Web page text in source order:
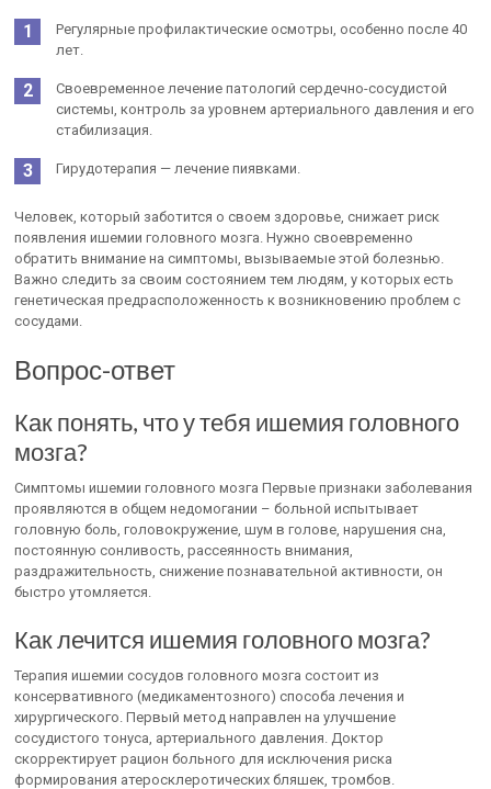
Регулярные профилактические осмотры, особенно после 40
лет.
Своевременное лечение патологий сердечно-сосудистой
системы, контроль за уровнем артериального давления и его
стабилизация.
Гирудотерапия — лечение пиявками.
Человек, который заботится о своем здоровье, снижает риск
появления ишемии головного мозга. Нужно своевременно
обратить внимание на симптомы, вызываемые этой болезнью.
Важно следить за своим состоянием тем людям, у которых есть
генетическая предрасположенность к возникновению проблем с
сосудами.
Вопрос-ответ
Как понять, что у тебя ишемия головного
мозга?
Симптомы ишемии головного мозга Первые признаки заболевания
проявляются в общем недомогании – больной испытывает
головную боль, головокружение, шум в голове, нарушения сна,
постоянную сонливость, рассеянность внимания,
раздражительность, снижение познавательной активности, он
быстро утомляется.
Как лечится ишемия головного мозга?
Терапия ишемии сосудов головного мозга состоит из
консервативного (медикаментозного) способа лечения и
хирургического. Первый метод направлен на улучшение
сосудистого тонуса, артериального давления. Доктор
скорректирует рацион больного для исключения риска
формирования атеросклеротических бляшек, тромбов.